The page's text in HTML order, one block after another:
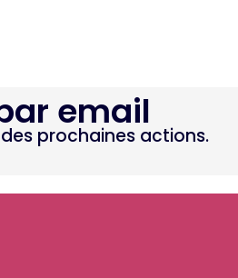
email
prochaines actions.